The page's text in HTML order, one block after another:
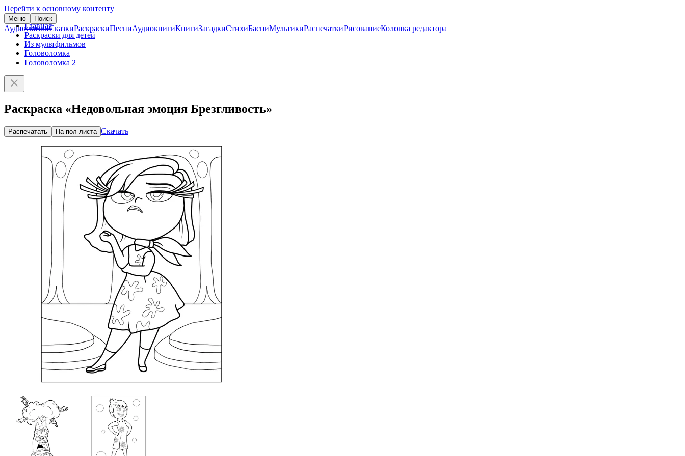
Перейти к основному контенту
Меню Поиск
АудиосказкиСказкиРаскраскиПесниАудиокнигиКнигиЗагадкиСтихиБасниМультикиРаспечаткиРисованиеКолонка редактора
Главная
Раскраски для детей
Из мультфильмов
Головоломка
Головоломка 2
Раскраска «Недовольная эмоция Брезгливость»
Распечатать На пол-листа Скачать